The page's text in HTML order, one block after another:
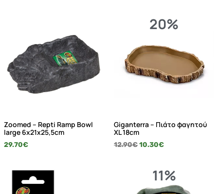
Zoomed – Repti Ramp Bowl
large 6x21x25,5cm
29.70€
20%
Giganterra – Πιάτο φαγητού
XL 18cm
12.90€10.30€
11%